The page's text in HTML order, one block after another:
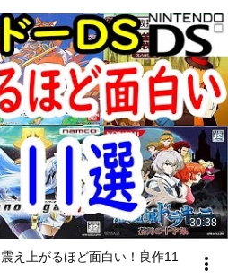
30:38
え上がるほど面白い！良作11